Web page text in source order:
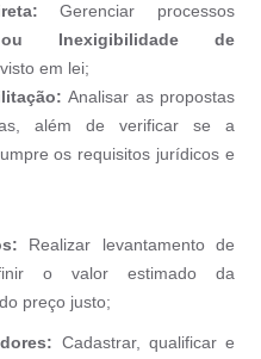
Gerenciar processos
Inexigibilidade de
em lei;
Analisar as propostas
além de verificar se a
os requisitos jurídicos e
Realizar levantamento de
o valor estimado da
preço justo;
Cadastrar, qualificar e